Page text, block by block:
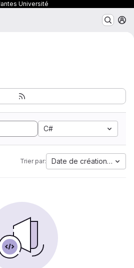
Université
C#
Trier par: Date de création la plus